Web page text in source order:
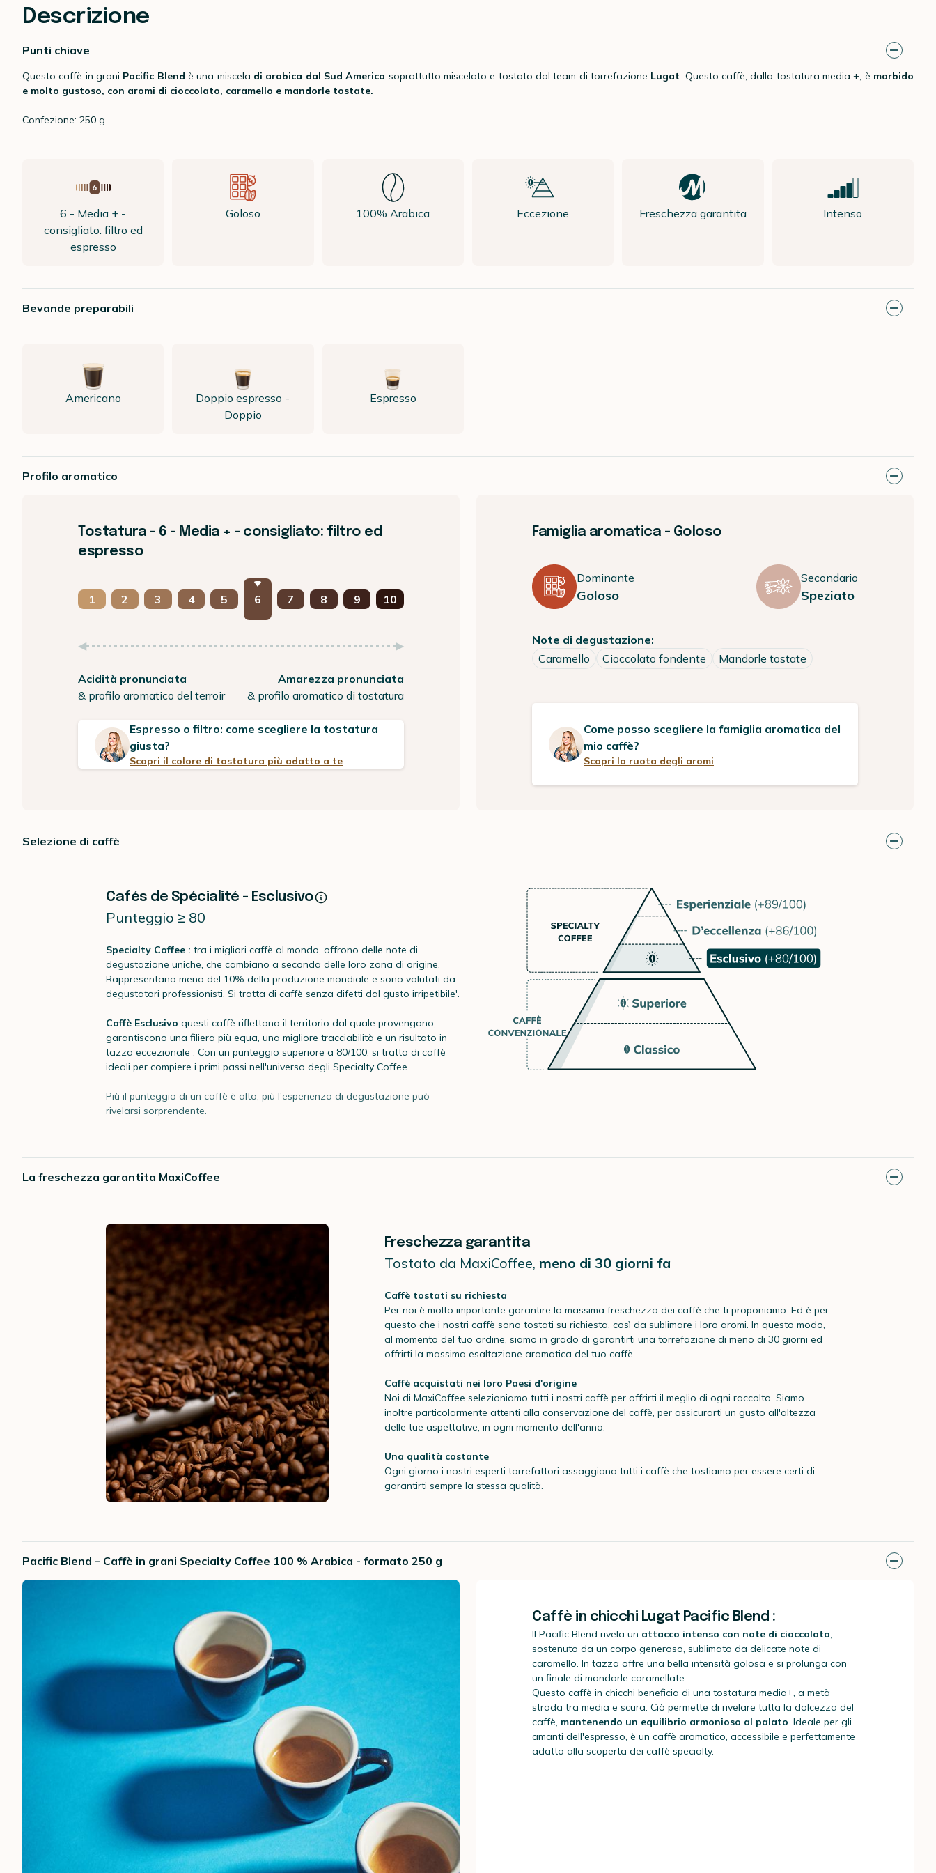
Descrizione
Punti chiave
Questo caffè in grani Pacific Blend è una miscela di arabica dal Sud America soprattutto miscelato e tostato dal team di torrefazione Lugat. Questo caffè, dalla tostatura media +, è morbido
e molto gustoso, con aromi di cioccolato, caramello e mandorle tostate.
Confezione: 250 g.
6 - Media + -
consigliato: filtro ed
espresso
Goloso 100% Arabica Eccezione Freschezza garantita Intenso
Bevande preparabili
Americano
Doppio espresso -
Doppio
Espresso
Profilo aromatico
Tostatura - 6 - Media + - consigliato: filtro ed
espresso
1 2 3 4 5 6 7 8 9 10
Acidità pronunciata
& profilo aromatico del terroir
Amarezza pronunciata
& profilo aromatico di tostatura
Espresso o filtro: come scegliere la tostatura
giusta?
Scopri il colore di tostatura più adatto a te
Famiglia aromatica - Goloso
Dominante
Goloso
Secondario
Speziato
Note di degustazione:
Caramello
Cioccolato fondente Mandorle tostate
Come posso scegliere la famiglia aromatica del
mio caffè?
Scopri la ruota degli aromi
Selezione di caffè
Cafés de Spécialité - Esclusivo
Punteggio ≥ 80
Specialty Coffee : tra i migliori caffè al mondo, offrono delle note di
degustazione uniche, che cambiano a seconda delle loro zona di origine.
Rappresentano meno del 10% della produzione mondiale e sono valutati da
degustatori professionisti. Si tratta di caffè senza difetti dal gusto irripetibile'.
Caffè Esclusivo questi caffè riflettono il territorio dal quale provengono,
garantiscono una filiera più equa, una migliore tracciabilità e un risultato in
tazza eccezionale . Con un punteggio superiore a 80/100, si tratta di caffè
ideali per compiere i primi passi nell'universo degli Specialty Coffee.
Più il punteggio di un caffè è alto, più l'esperienza di degustazione può
rivelarsi sorprendente.
La freschezza garantita MaxiCoffee
Freschezza garantita
Tostato da MaxiCoffee, meno di 30 giorni fa
Caffè tostati su richiesta
Per noi è molto importante garantire la massima freschezza dei caffè che ti proponiamo. Ed è per
questo che i nostri caffè sono tostati su richiesta, così da sublimare i loro aromi. In questo modo,
al momento del tuo ordine, siamo in grado di garantirti una torrefazione di meno di 30 giorni ed
offrirti la massima esaltazione aromatica del tuo caffè.
Caffè acquistati nei loro Paesi d'origine
Noi di MaxiCoffee selezioniamo tutti i nostri caffè per offrirti il meglio di ogni raccolto. Siamo
inoltre particolarmente attenti alla conservazione del caffè, per assicurarti un gusto all'altezza
delle tue aspettative, in ogni momento dell'anno.
Una qualità costante
Ogni giorno i nostri esperti torrefattori assaggiano tutti i caffè che tostiamo per essere certi di
garantirti sempre la stessa qualità.
Pacific Blend – Caffè in grani Specialty Coffee 100 % Arabica - formato 250 g
Caffè in chicchi Lugat Pacific Blend :
Il Pacific Blend rivela un attacco intenso con note di cioccolato,
sostenuto da un corpo generoso, sublimato da delicate note di
caramello. In tazza offre una bella intensità golosa e si prolunga con
un finale di mandorle caramellate.
Questo caffè in chicchi beneficia di una tostatura media+, a metà
strada tra media e scura. Ciò permette di rivelare tutta la dolcezza del
caffè, mantenendo un equilibrio armonioso al palato. Ideale per gli
amanti dell'espresso, è un caffè aromatico, accessibile e perfettamente
adatto alla scoperta dei caffè specialty.